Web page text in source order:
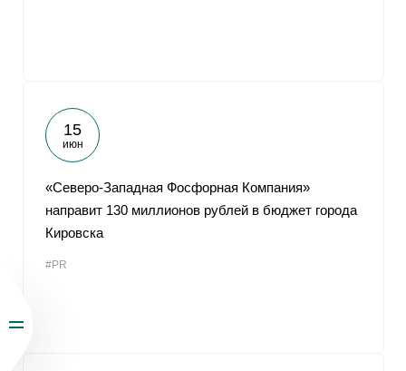
15
июн
«Северо-Западная Фосфорная Компания»
направит 130 миллионов рублей в бюджет города
Кировска
#PR